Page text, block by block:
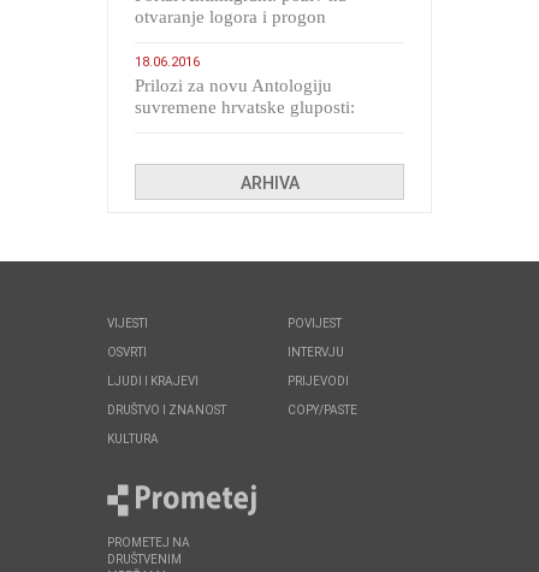
otvaranje logora i progon
18.06.2016
Prilozi za novu Antologiju
suvremene hrvatske gluposti:
ARHIVA
VIJESTI
OSVRTI
LJUDI I KRAJEVI
DRUŠTVO I ZNANOST
KULTURA
POVIJEST
INTERVJU
PRIJEVODI
COPY/PASTE
PROMETEJ NA
DRUŠTVENIM